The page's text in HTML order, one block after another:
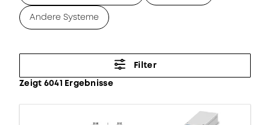
Andere Systeme
Filter
Zeigt 6041 Ergebnisse